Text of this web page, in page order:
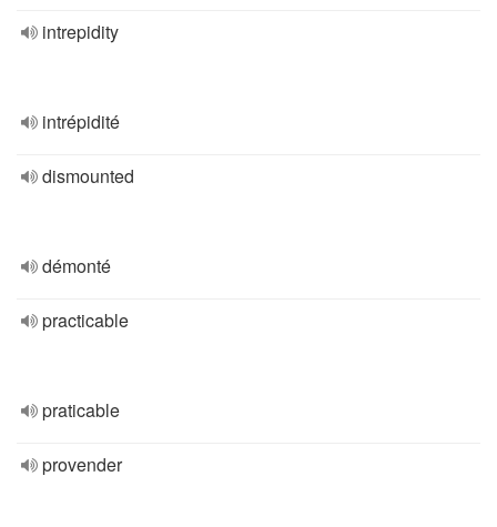
intrepidity
intrépidité
dismounted
démonté
practicable
praticable
provender